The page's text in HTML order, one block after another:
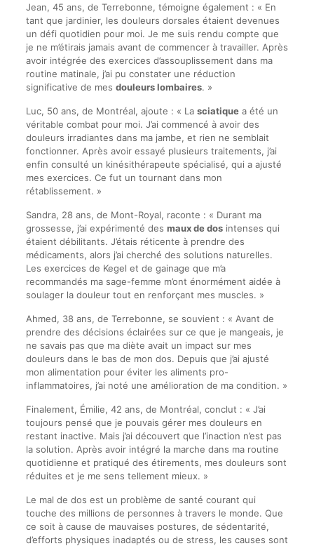
Jean, 45 ans, de Terrebonne, témoigne également : « En
tant que jardinier, les douleurs dorsales étaient devenues
un défi quotidien pour moi. Je me suis rendu compte que
je ne m’étirais jamais avant de commencer à travailler. Après
avoir intégrée des exercices d’assouplissement dans ma
routine matinale, j’ai pu constater une réduction
significative de mes douleurs lombaires. »
Luc, 50 ans, de Montréal, ajoute : « La sciatiquea été un
véritable combat pour moi. J’ai commencé à avoir des
douleurs irradiantes dans ma jambe, et rien ne semblait
fonctionner. Après avoir essayé plusieurs traitements, j’ai
enfin consulté un kinésithérapeute spécialisé, qui a ajusté
mes exercices. Ce fut un tournant dans mon
rétablissement. »
Sandra, 28 ans, de Mont-Royal, raconte : « Durant ma
grossesse, j’ai expérimenté des maux de dosintenses qui
étaient débilitants. J’étais réticente à prendre des
médicaments, alors j’ai cherché des solutions naturelles.
Les exercices de Kegel et de gainage que m’a
recommandés ma sage-femme m’ont énormément aidée à
soulager la douleur tout en renforçant mes muscles. »
Ahmed, 38 ans, de Terrebonne, se souvient : « Avant de
prendre des décisions éclairées sur ce que je mangeais, je
ne savais pas que ma diète avait un impact sur mes
douleurs dans le bas de mon dos. Depuis que j’ai ajusté
mon alimentation pour éviter les aliments pro-
inflammatoires, j’ai noté une amélioration de ma condition. »
Finalement, Émilie, 42 ans, de Montréal, conclut : « J’ai
toujours pensé que je pouvais gérer mes douleurs en
restant inactive. Mais j’ai découvert que l’inaction n’est pas
la solution. Après avoir intégré la marche dans ma routine
quotidienne et pratiqué des étirements, mes douleurs sont
réduites et je me sens tellement mieux. »
Le mal de dos est un problème de santé courant qui
touche des millions de personnes à travers le monde. Que
ce soit à cause de mauvaises postures, de sédentarité,
d’efforts physiques inadaptés ou de stress, les causes sont